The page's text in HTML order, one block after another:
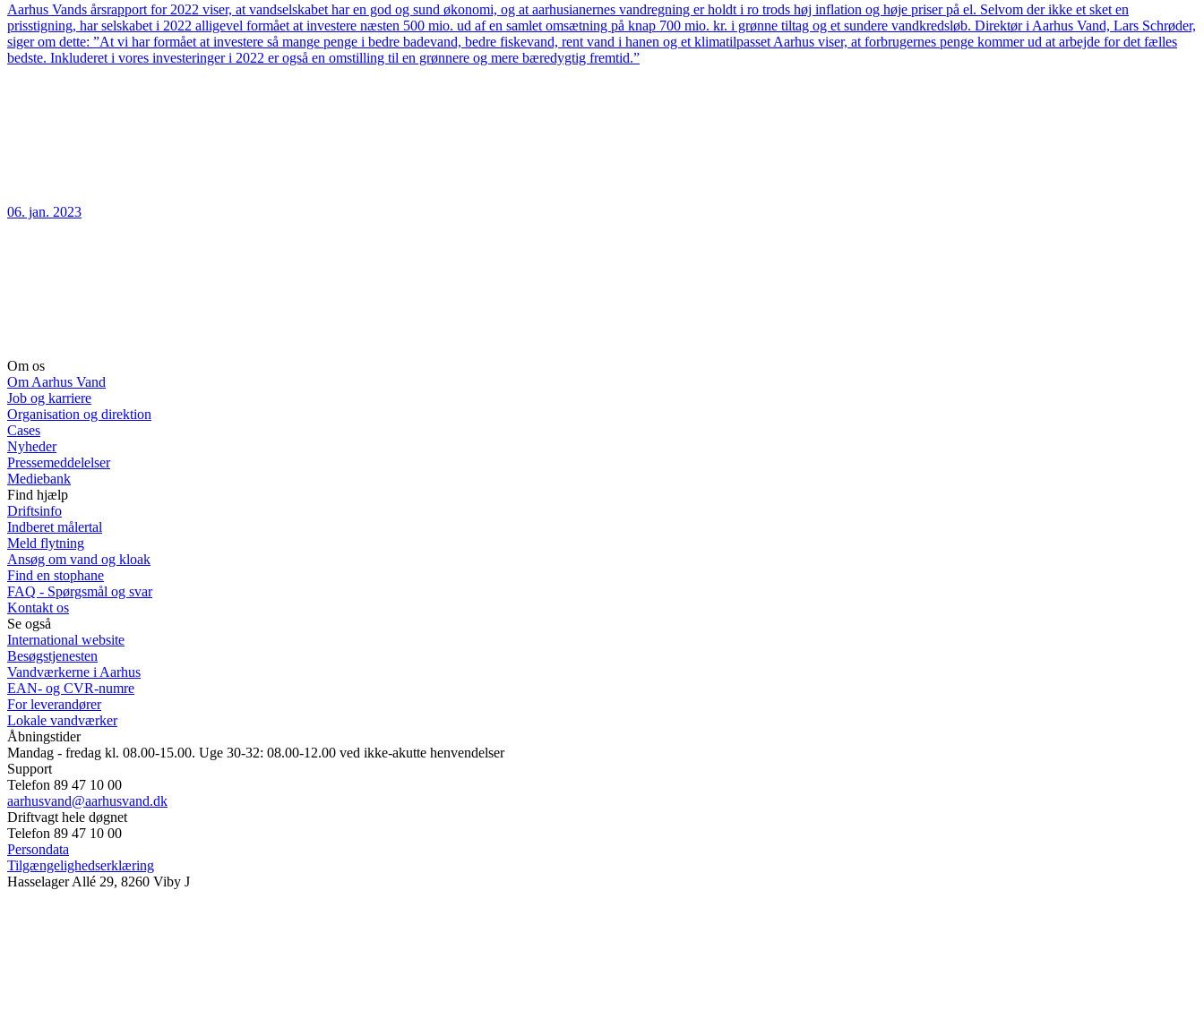
Aarhus Vands årsrapport for 2022 viser, at vandselskabet har en god og sund økonomi, og at aarhusianernes vandregning er holdt i ro trods høj inflation og høje priser på el. Selvom der ikke et sket en
prisstigning, har selskabet i 2022 alligevel formået at investere næsten 500 mio. ud af en samlet omsætning på knap 700 mio. kr. i grønne tiltag og et sundere vandkredsløb. Direktør i Aarhus Vand, Lars Schrøder,
siger om dette: ”At vi har formået at investere så mange penge i bedre badevand, bedre fiskevand, rent vand i hanen og et klimatilpasset Aarhus viser, at forbrugernes penge kommer ud at arbejde for det fælles
bedste. Inkluderet i vores investeringer i 2022 er også en omstilling til en grønnere og mere bæredygtig fremtid.”
06. jan. 2023
Om os
Om Aarhus Vand
Job og karriere
Organisation og direktion
Cases
Nyheder
Pressemeddelelser
Mediebank
Find hjælp
Driftsinfo
Indberet målertal
Meld flytning
Ansøg om vand og kloak
Find en stophane
FAQ - Spørgsmål og svar
Kontakt os
Se også
International website
Besøgstjenesten
Vandværkerne i Aarhus
EAN- og CVR-numre
For leverandører
Lokale vandværker
Åbningstider
Mandag - fredag kl. 08.00-15.00. Uge 30-32: 08.00-12.00 ved ikke-akutte henvendelser
Support
Telefon 89 47 10 00
aarhusvand@aarhusvand.dk
Driftvagt hele døgnet
Telefon 89 47 10 00
Persondata
Tilgængelighedserklæring
Hasselager Allé 29, 8260 Viby J